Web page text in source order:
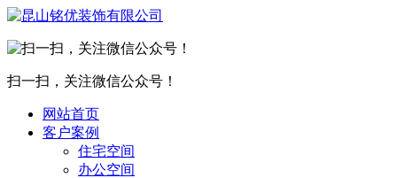
扫一扫，关注微信公众号！
网站首页
客户案例
住宅空间
办公空间